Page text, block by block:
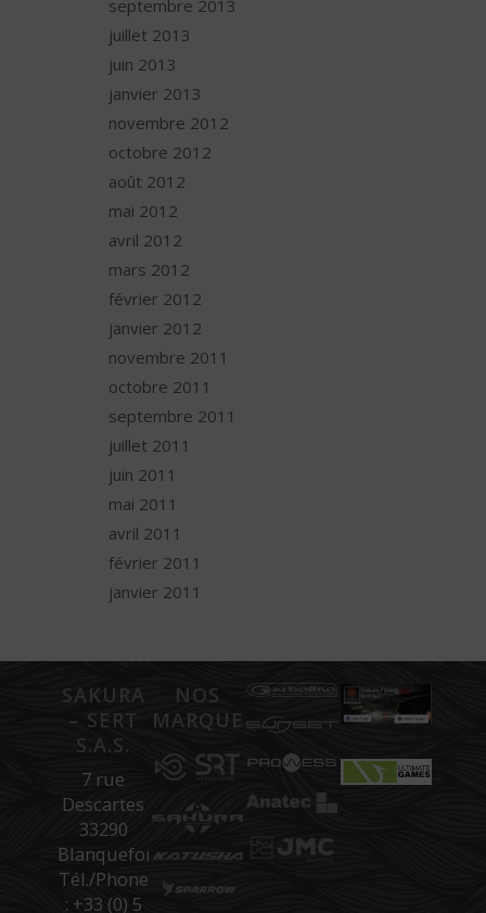
septembre 2013
juillet 2013
juin 2013
janvier 2013
novembre 2012
octobre 2012
août 2012
mai 2012
avril 2012
mars 2012
février 2012
janvier 2012
novembre 2011
octobre 2011
septembre 2011
juillet 2011
juin 2011
mai 2011
avril 2011
février 2011
janvier 2011
SAKURA
– SERT
S.A.S.
7 rue
Descartes
33290
Blanquefort
Tél./Phone
: +33 (0) 5
NOS
MARQUES